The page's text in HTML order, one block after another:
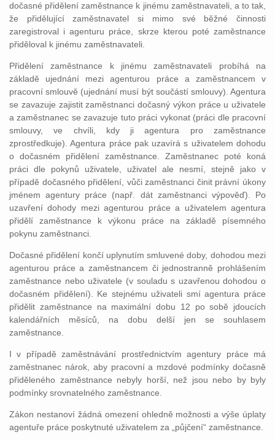
dočasné přidělení zaměstnance k jinému zaměstnavateli, a to tak,
že přidělující zaměstnavatel si mimo své běžné činnosti
zaregistroval i agenturu práce, skrze kterou poté zaměstnance
přiděloval k jinému zaměstnavateli.
Přidělení zaměstnance k jinému zaměstnavateli probíhá na
základě ujednání mezi agenturou práce a zaměstnancem v
pracovní smlouvě (ujednání musí být součástí smlouvy). Agentura
se zavazuje zajistit zaměstnanci dočasný výkon práce u uživatele
a zaměstnanec se zavazuje tuto práci vykonat (práci dle pracovní
smlouvy, ve chvíli, kdy ji agentura pro zaměstnance
zprostředkuje). Agentura práce pak uzavírá s uživatelem dohodu
o dočasném přidělení zaměstnance. Zaměstnanec poté koná
práci dle pokynů uživatele, uživatel ale nesmí, stejně jako v
případě dočasného přidělení, vůči zaměstnanci činit právní úkony
jménem agentury práce (např. dát zaměstnanci výpověď). Po
uzavření dohody mezi agenturou práce a uživatelem agentura
přidělí zaměstnance k výkonu práce na základě písemného
pokynu zaměstnanci.
Dočasné přidělení končí uplynutím smluvené doby, dohodou mezi
agenturou práce a zaměstnancem či jednostranně prohlášením
zaměstnance nebo uživatele (v souladu s uzavřenou dohodou o
dočasném přidělení). Ke stejnému uživateli smí agentura práce
přidělit zaměstnance na maximální dobu 12 po sobě jdoucích
kalendářních měsíců, na dobu delší jen se souhlasem
zaměstnance.
I v případě zaměstnávání prostřednictvím agentury práce má
zaměstnanec nárok, aby pracovní a mzdové podmínky dočasně
přiděleného zaměstnance nebyly horší, než jsou nebo by byly
podmínky srovnatelného zaměstnance.
Zákon nestanoví žádná omezení ohledně možnosti a výše úplaty
agentuře práce poskytnuté uživatelem za „půjčení“ zaměstnance.